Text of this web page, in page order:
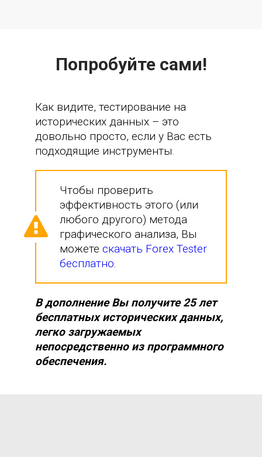
Попробуйте сами!
Как видите, тестирование на
исторических данных – это
довольно просто, если у Вас есть
подходящие инструменты.
Чтобы проверить
эффективность этого (или
любого другого) метода
графического анализа, Вы
можете скачать Forex Tester
бесплатно.
В дополнение Вы получите 25 лет
бесплатных исторических данных,
легко загружаемых
непосредственно из программного
обеспечения.